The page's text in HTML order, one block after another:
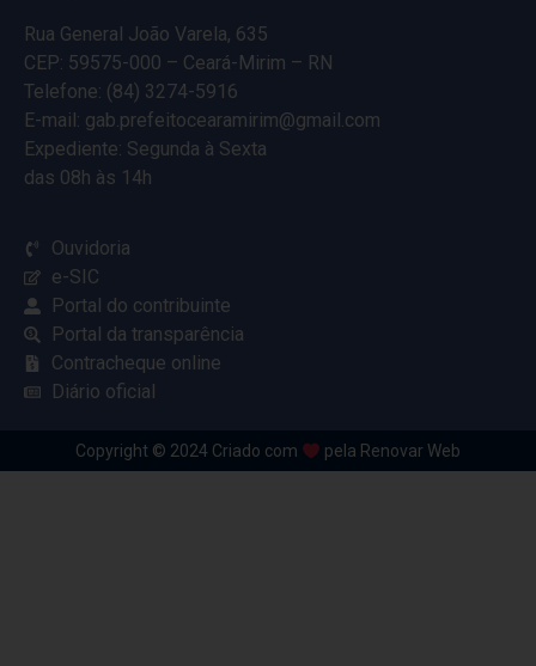
Rua General João Varela, 635
CEP: 59575-000 – Ceará-Mirim – RN
Telefone: (84) 3274-5916
E-mail: gab.prefeitocearamirim@gmail.com
Expediente: Segunda à Sexta
das 08h às 14h
Ouvidoria
e-SIC
Portal do contribuinte
Portal da transparência
Contracheque online
Diário oficial
Copyright © 2024 Criado com pela Renovar Web